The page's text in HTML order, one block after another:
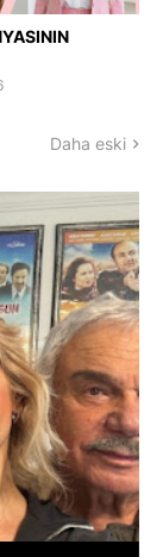
Daha eski